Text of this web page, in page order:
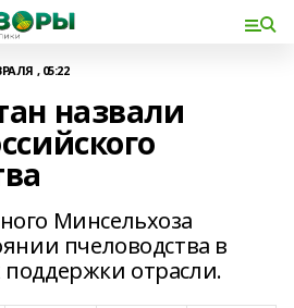
, 05:22
назвали
Минсельхоза
пчеловодства в
отрасли.